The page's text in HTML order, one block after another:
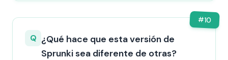
#10
Q ¿Qué hace que esta versión de
Sprunki sea diferente de otras?